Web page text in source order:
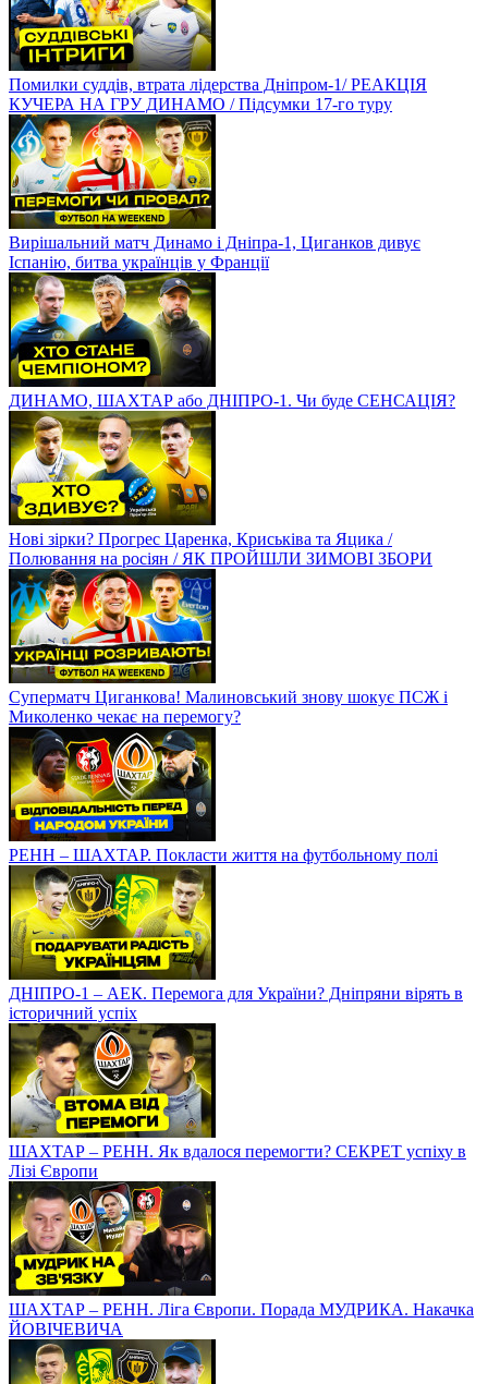
Помилки суддів, втрата лідерства Дніпром-1/ РЕАКЦІЯ
КУЧЕРА НА ГРУ ДИНАМО / Підсумки 17-го туру
Вирішальний матч Динамо і Дніпра-1, Циганков дивує
Іспанію, битва українців у Франції
ДИНАМО, ШАХТАР або ДНІПРО-1. Чи буде СЕНСАЦІЯ?
Нові зірки? Прогрес Царенка, Криськіва та Яцика /
Полювання на росіян / ЯК ПРОЙШЛИ ЗИМОВІ ЗБОРИ
Суперматч Циганкова! Малиновський знову шокує ПСЖ і
Миколенко чекає на перемогу?
РЕНН – ШАХТАР. Покласти життя на футбольному полі
ДНІПРО-1 – АЕК. Перемога для України? Дніпряни вірять в
історичний успіх
ШАХТАР – РЕНН. Як вдалося перемогти? СЕКРЕТ успіху в
Лізі Європи
ШАХТАР – РЕНН. Ліга Європи. Порада МУДРИКА. Накачка
ЙОВІЧЕВИЧА